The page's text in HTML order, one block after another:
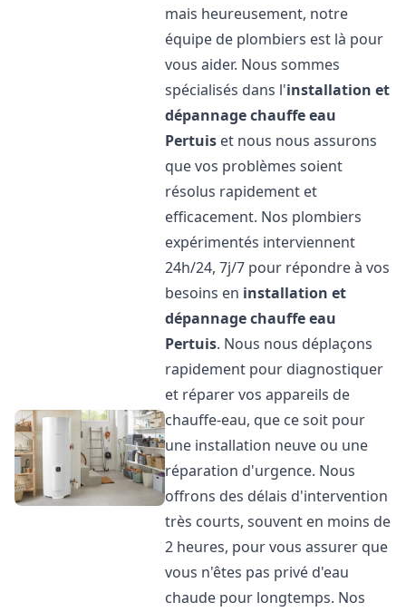
mais heureusement, notre
équipe de plombiers est là pour
vous aider. Nous sommes
spécialisés dans l'installation et
dépannage chauffe eau
Pertuis et nous nous assurons
que vos problèmes soient
résolus rapidement et
efficacement. Nos plombiers
expérimentés interviennent
24h/24, 7j/7 pour répondre à vos
besoins en installation et
dépannage chauffe eau
Pertuis. Nous nous déplaçons
rapidement pour diagnostiquer
et réparer vos appareils de
chauffe-eau, que ce soit pour
une installation neuve ou une
réparation d'urgence. Nous
offrons des délais d'intervention
très courts, souvent en moins de
2 heures, pour vous assurer que
vous n'êtes pas privé d'eau
chaude pour longtemps. Nos